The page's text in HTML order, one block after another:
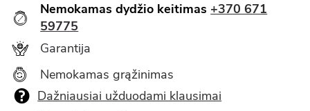
Nemokamas dydžio keitimas +370 671
59775
Garantija
Nemokamas grąžinimas
Dažniausiai užduodami klausimai